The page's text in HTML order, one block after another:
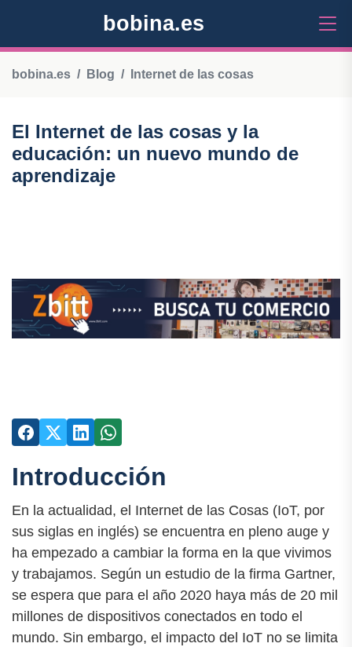
bobina.es
bobina.es Blog Internet de las cosas
El Internet de las cosas y la
educación: un nuevo mundo de
aprendizaje
Introducción
En la actualidad, el Internet de las Cosas (IoT, por
sus siglas en inglés) se encuentra en pleno auge y
ha empezado a cambiar la forma en la que vivimos
y trabajamos. Según un estudio de la firma Gartner,
se espera que para el año 2020 haya más de 20 mil
millones de dispositivos conectados en todo el
mundo. Sin embargo, el impacto del IoT no se limita